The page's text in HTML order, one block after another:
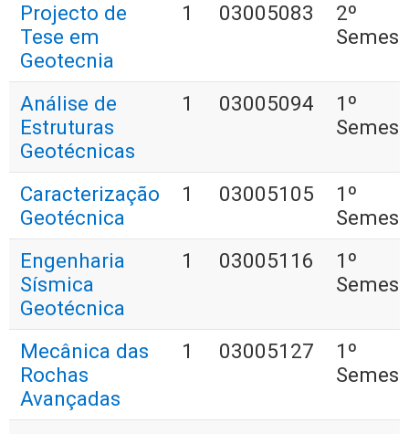
Projecto de
Tese em
Geotecnia
1 03005083
2º
Análise de
Estruturas
Geotécnicas
1 03005094
1º
Caracterização
Geotécnica
1 03005105
1º
Engenharia
Sísmica
Geotécnica
1 03005116
1º
Mecânica das
Rochas
Avançadas
1 03005127
1º